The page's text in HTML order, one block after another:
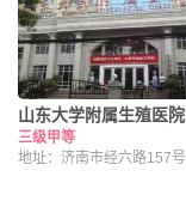
山东大学附属生殖医院
三级甲等
地址：济南市经六路157号